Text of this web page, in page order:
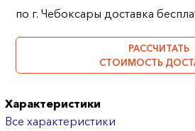
по г. Чебоксары доставка
РАССЧИТАТЬ
СТОИМОСТЬ
Характеристики
Все характеристики